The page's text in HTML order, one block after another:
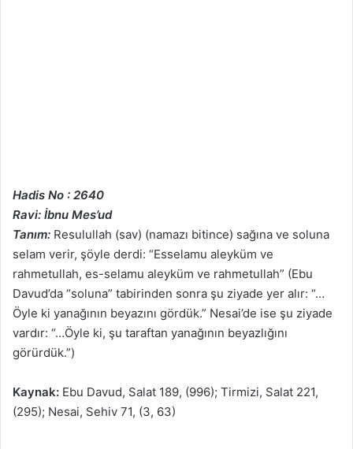
Hadis No : 2640
Ravi: İbnu Mes’ud
Tanım: Resulullah (sav) (namazı bitince) sağına ve soluna
selam verir, şöyle derdi: “Esselamu aleyküm ve
rahmetullah, es-selamu aleyküm ve rahmetullah” (Ebu
Davud’da “soluna” tabirinden sonra şu ziyade yer alır: “…
Öyle ki yanağının beyazını gördük.” Nesai’de ise şu ziyade
vardır: “…Öyle ki, şu taraftan yanağının beyazlığını
görürdük.”)
Kaynak: Ebu Davud, Salat 189, (996); Tirmizi, Salat 221,
(295); Nesai, Sehiv 71, (3, 63)